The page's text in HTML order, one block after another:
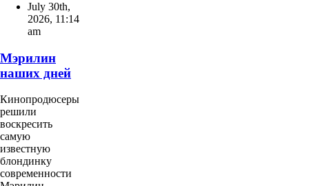
July 30th,
2026, 11:14
am
Мэрилин
наших дней
Кинопродюсеры
решили
воскресить
самую
известную
блондинку
современности